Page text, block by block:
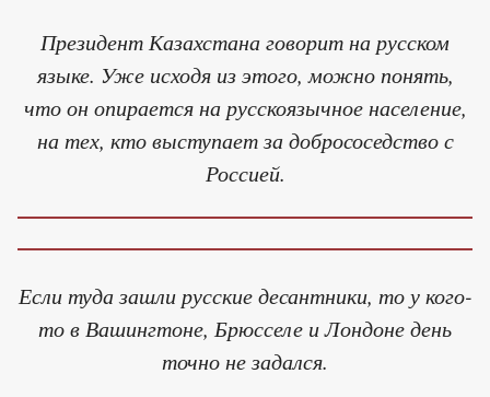
Президент Казахстана говорит на русском
языке. Уже исходя из этого, можно понять,
что он опирается на русскоязычное население,
на тех, кто выступает за добрососедство с
Россией.
Если туда зашли русские десантники, то у кого-
то в Вашингтоне, Брюсселе и Лондоне день
точно не задался.